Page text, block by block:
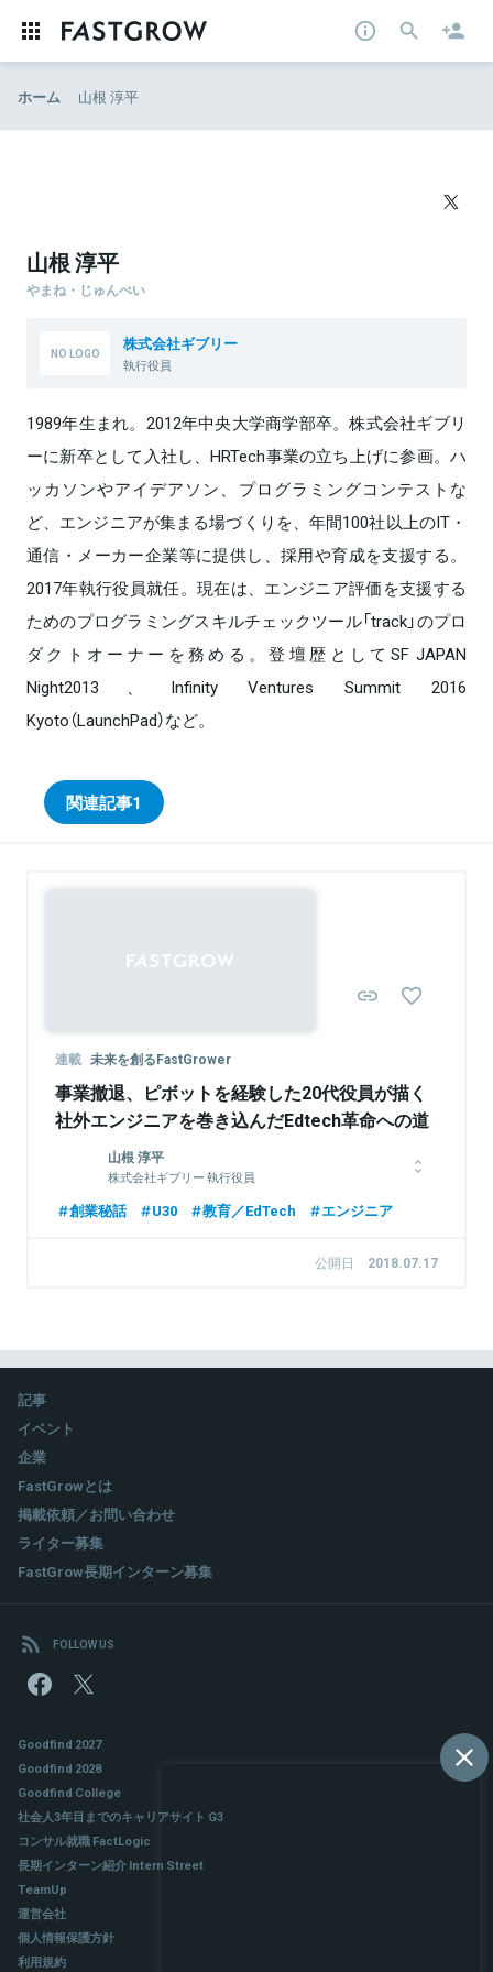
ホーム 山根 淳平
山根 淳平
やまね・じゅんぺい
株式会社ギブリー
執行役員
1989年生まれ。2012年中央大学商学部卒。株式会社ギブリ
ーに新卒として入社し、HRTech事業の立ち上げに参画。ハ
ッカソンやアイデアソン、プログラミングコンテストな
ど、エンジニアが集まる場づくりを、年間100社以上のIT・
通信・メーカー企業等に提供し、採用や育成を支援する。
2017年執行役員就任。現在は、エンジニア評価を支援する
ためのプログラミングスキルチェックツール「track」のプロ
ダクトオーナーを務める。登壇歴としてSF JAPAN
Night2013、Infinity Ventures Summit 2016
Kyoto（LaunchPad）など。
関連記事1
連載 未来を創るFastGrower
事業撤退、ピボットを経験した20代役員が描く
社外エンジニアを巻き込んだEdtech革命への道
山根 淳平
株式会社ギブリー 執行役員
1989年生まれ。2012年中央大学商学部卒。株式会社ギブリーに
新卒として入社し、HRTech事業の立ち上げに参画。ハッカソン
集まる場づくりを、年間100社以上のIT・通信・メーカー企業等
てSF JAPAN Night2013、Infinity Ventures Summit 2016
Kyoto（LaunchPad）など。
創業秘話 U30 教育／EdTech エンジニア
公開日 2018.07.17
記事
イベント
企業
FastGrowとは
掲載依頼／お問い合わせ
ライター募集
FastGrow長期インターン募集
FOLLOW US
Goodfind 2027
Goodfind 2028
Goodfind College
社会人3年目までのキャリアサイト G3
コンサル就職 FactLogic
長期インターン紹介 Intern Street
TeamUp
運営会社
個人情報保護方針
利用規約